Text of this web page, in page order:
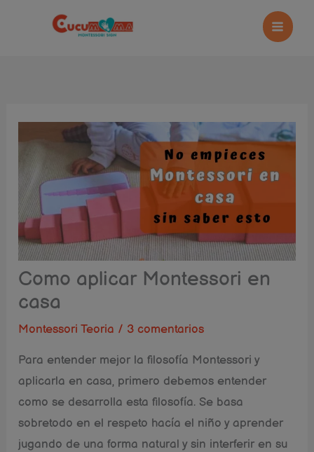
Como aplicar Montessori en
casa
Montessori Teoria / 3 comentarios
Para entender mejor la filosofía Montessori y
aplicarla en casa, primero debemos entender
como se desarrolla esta filosofía. Se basa
sobretodo en el respeto hacía el niño y aprender
jugando de una forma natural y sin interferir en su